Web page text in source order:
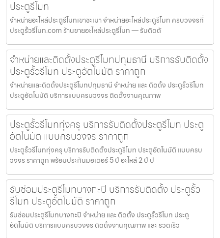
ประตูรีโมท
จำหน่ายอะไหล่ประตูรีโมทเขาชะเมา จำหน่ายอะไหล่ประตูรีโมท ครบวงจรที่
ประตูรั้วรีโมท.com ร้านขายอะไหล่ประตูรีโมท — รับติดตั
จำหน่ายและติดตั้งประตูรีโมทปทุมธานี บริการรับติดตั้ง
ประตูรั้วรีโมท ประตูอัตโนมัติ ราคาถูก
จำหน่ายและติดตั้งประตูรีโมทปทุมธานี จำหน่าย และ ติดตั้ง ประตูรั้วรีโมท
ประตูอัตโนมัติ บริการแบบครบวงจร ติดตั้งงานคุณภาพ
ประตูรั้วรีโมททุ่งครุ บริการรับติดตั้งประตูรีโมท ประตู
อัตโนมัติ แบบครบวงจร ราคาถูก
ประตูรั้วรีโมททุ่งครุ บริการรับติดตั้งประตูรีโมท ประตูอัตโนมัติ แบบครบ
วงจร ราคาถูก พร้อมประกันมอเตอร์ 5 ปี อะไหล่ 2 ปี ป
รับซ่อมประตูรีโมทบางกะปิ บริการรับติดตั้ง ประตูรั้ว
รีโมท ประตูอัตโนมัติ ราคาถูก
รับซ่อมประตูรีโมทบางกะปิ จำหน่าย และ ติดตั้ง ประตูรั้วรีโมท ประตู
อัตโนมัติ บริการแบบครบวงจร ติดตั้งงานคุณภาพ และ รวดเร็ว